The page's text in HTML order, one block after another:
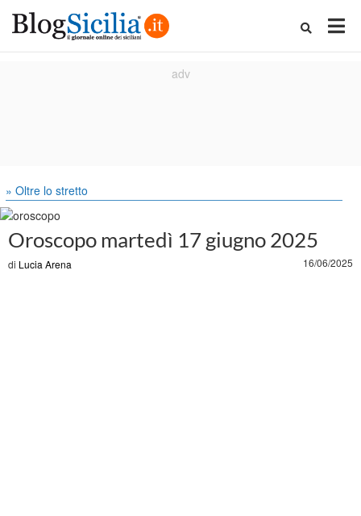
» Oltre lo stretto
Oroscopo martedì 17 giugno 2025
di Lucia Arena 16/06/2025